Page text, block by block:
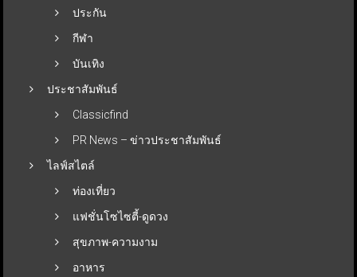
ประกัน
กีฬา
บันเทิง
ประชาสัมพันธ์
Classicfind
PR News – ข่าวประชาสัมพันธ์
ไลฟ์สไตล์
ท่องเที่ยว
แฟชั่นโซไซตี้-ดูดวง
สุขภาพ-ความงาม
อาหาร